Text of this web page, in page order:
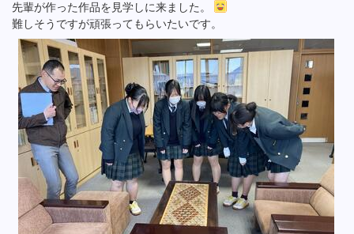
先輩が作った作品を見学しに来ました。
難しそうですが頑張ってもらいたいです。